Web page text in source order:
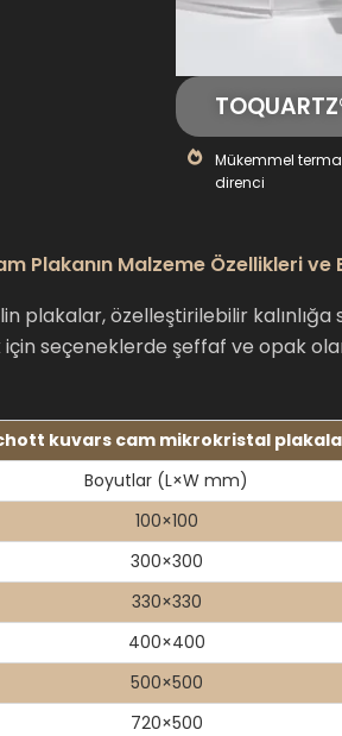
Mükemmel
direnci
Plakanın Malzeme Özellikleri ve
plakalar, özelleştirilebilir
seçeneklerde şeffaf ve opak
kuvars cam mikrokristal
Boyutlar (L×W mm)
100×100
300×300
330×330
400×400
500×500
720×500